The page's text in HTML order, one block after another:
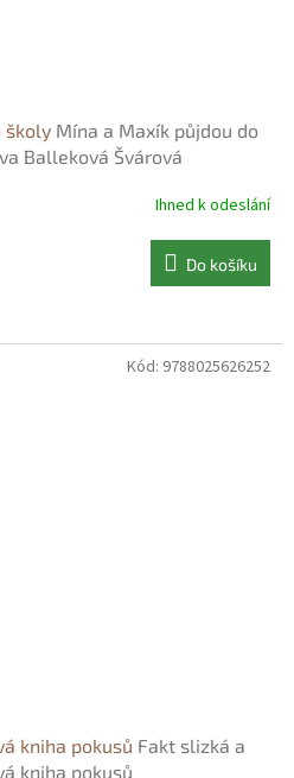
školy Mína a Maxík půjdou do
Balleková Švárová
Ihned k odeslání
Do košíku
kniha pokusů Fakt slizká a
kniha pokusů
Kód: 9788025626252